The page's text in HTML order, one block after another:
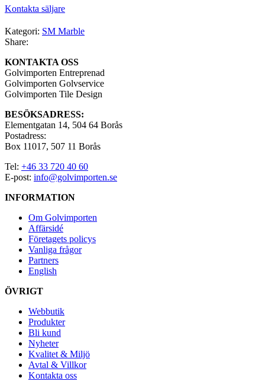
Kontakta säljare
Kategori: SM Marble
Share:
KONTAKTA OSS
Golvimporten Entreprenad
Golvimporten Golvservice
Golvimporten Tile Design
BESÖKSADRESS:
Elementgatan 14, 504 64 Borås
Postadress:
Box 11017, 507 11 Borås
Tel: +46 33 720 40 60
E-post: info@golvimporten.se
INFORMATION
Om Golvimporten
Affärsidé
Företagets policys
Vanliga frågor
Partners
English
ÖVRIGT
Webbutik
Produkter
Bli kund
Nyheter
Kvalitet & Miljö
Avtal & Villkor
Kontakta oss